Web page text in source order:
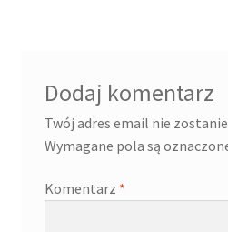
Dodaj komentarz
Twój adres email nie
Wymagane pola są
Komentarz *